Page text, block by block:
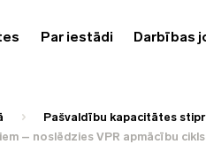
Par iestādi Darbības
Pašvaldību kapacitātes
– noslēdzies VPR apmācību cikls